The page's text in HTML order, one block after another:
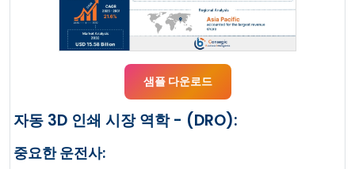
샘플 다운로드
자동 3D 인쇄 시장 역학 - (DRO):
중요한 운전사: